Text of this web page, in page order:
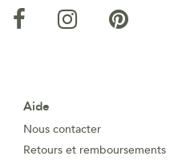
Aide
Nous contacter
Retours et remboursements